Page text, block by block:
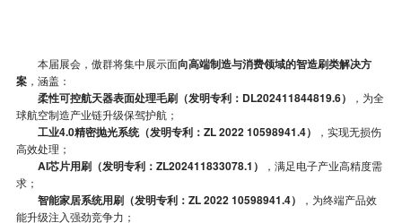
本届展会，傲群将集中展示面向高端制造与消费领域的智造刷类解决方
案，涵盖：
柔性可控航天器表面处理毛刷（发明专利：DL202411844819.6）
，为全
球航空制造产业链升级保驾护航；
工业4.0精密抛光系统（发明专利：ZL 2022 10598941.4）
，实现无损伤
高效处理；
AI芯片用刷（发明专利：ZL202411833078.1）
，满足电子产业高精度需
求；
智能家居系统用刷（发明专利：ZL 2022 10598941.4）
，为终端产品效
能升级注入强劲竞争力；